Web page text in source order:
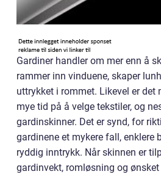
Gardiner handler om mer enn å
rammer inn vinduene, skaper
uttrykket i rommet. Likevel er det
mye tid på å velge tekstiler, og
gardinskinner. Det er synd, for
gardinene et mykere fall, enklere
ryddig inntrykk. Når skinnen er
gardinvekt, romløsning og